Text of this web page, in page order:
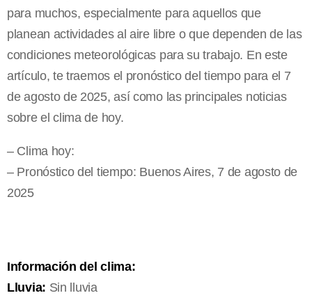
para muchos, especialmente para aquellos que
planean actividades al aire libre o que dependen de las
condiciones meteorológicas para su trabajo. En este
artículo, te traemos el pronóstico del tiempo para el 7
de agosto de 2025, así como las principales noticias
sobre el clima de hoy.
– Clima hoy:
– Pronóstico del tiempo: Buenos Aires, 7 de agosto de
2025
Información del clima:
Lluvia: Sin lluvia